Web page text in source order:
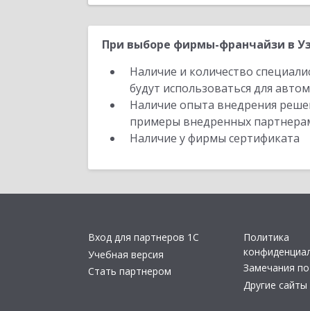
При выборе фирмы-франчайзи в
Наличие и количество
будут использоваться для
Наличие опыта внедрения
примеры внедренных
Наличие у фирмы сертификата
Вход для партнеров 1С
Учебная версия
Стать партнером
Политика
Замечания
Другие сайты